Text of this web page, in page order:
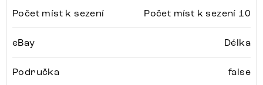
Počet míst k sezení Počet míst k sezení 10
eBay Délka
Područka false